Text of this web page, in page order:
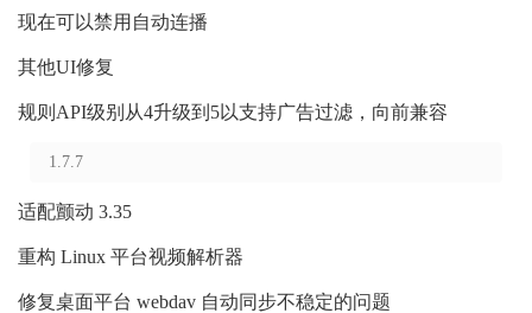
现在可以禁用自动连播
其他UI修复
规则API级别从4升级到5以支持广告过滤，向前兼容
1.7.7
适配颤动 3.35
重构 Linux 平台视频解析器
修复桌面平台 webdav 自动同步不稳定的问题